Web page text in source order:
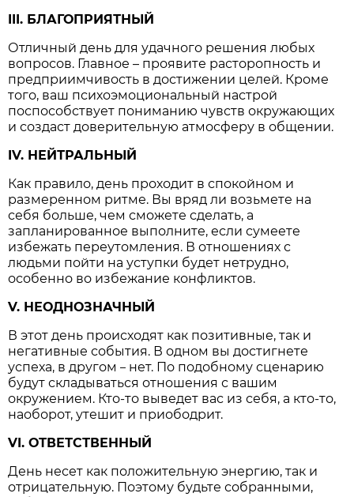
III. БЛАГОПРИЯТНЫЙ
Отличный день для удачного решения любых
вопросов. Главное – проявите расторопность и
предприимчивость в достижении целей. Кроме
того, ваш психоэмоциональный настрой
поспособствует пониманию чувств окружающих
и создаст доверительную атмосферу в общении.
IV. НЕЙТРАЛЬНЫЙ
Как правило, день проходит в спокойном и
размеренном ритме. Вы вряд ли возьмете на
себя больше, чем сможете сделать, а
запланированное выполните, если сумеете
избежать переутомления. В отношениях с
людьми пойти на уступки будет нетрудно,
особенно во избежание конфликтов.
V. НЕОДНОЗНАЧНЫЙ
В этот день происходят как позитивные, так и
негативные события. В одном вы достигнете
успеха, в другом– нет. По подобному сценарию
будут складываться отношения с вашим
окружением. Кто-то выведет вас из себя, а кто-то,
наоборот, утешит и приободрит.
VI. ОТВЕТСТВЕННЫЙ
День несет как положительную энергию, так и
отрицательную. Поэтому будьте собранными,